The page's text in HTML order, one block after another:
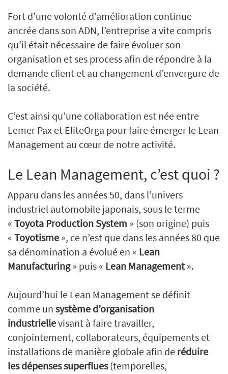
Fort d’une volonté d’amélioration continue
ancrée dans son ADN, l’entreprise a vite compris
qu’il était nécessaire de faire évoluer son
organisation et ses process afin de répondre à la
demande client et au changement d’envergure de
la société.
C’est ainsi qu’une collaboration est née entre
Lemer Pax et EliteOrga pour faire émerger le Lean
Management au cœur de notre activité.
Le Lean Management, c’est quoi ?
Apparu dans les années 50, dans l’univers
industriel automobile japonais, sous le terme
« Toyota Production System » (son origine) puis
« Toyotisme », ce n’est que dans les années 80 que
sa dénomination a évolué en « Lean
Manufacturing» puis « Lean Management».
Aujourd’hui le Lean Management se définit
comme un système d’organisation
industriellevisant à faire travailler,
conjointement, collaborateurs, équipements et
installations de manière globale afin de réduire
les dépenses superflues(temporelles,